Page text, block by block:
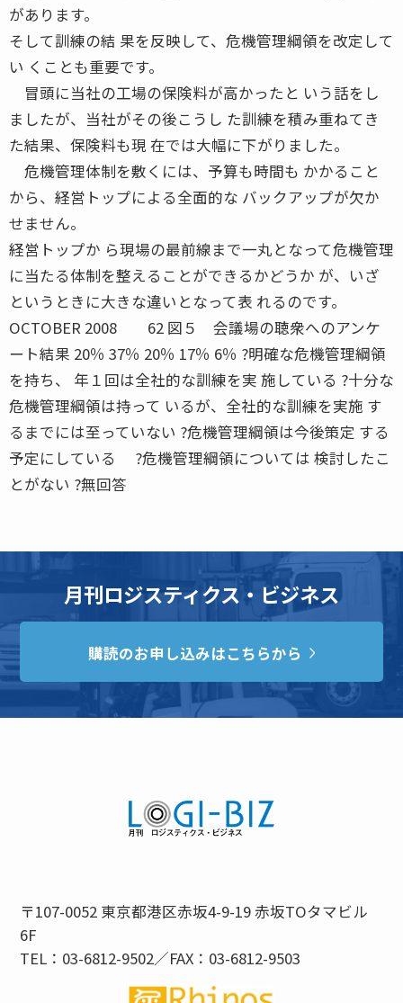
があります。
そして訓練の結 果を反映して、危機管理綱領を改定して
い くことも重要です。
冒頭に当社の工場の保険料が高かったと いう話をし
ましたが、当社がその後こうし た訓練を積み重ねてき
た結果、保険料も現 在では大幅に下がりました。
危機管理体制を敷くには、予算も時間も かかること
から、経営トップによる全面的な バックアップが欠か
せません。
経営トップか ら現場の最前線まで一丸となって危機管理
に当たる体制を整えることができるかどうか が、いざ
というときに大きな違いとなって表 れるのです。
OCTOBER 2008 62 図５ 会議場の聴衆へのアンケ
ート結果 20％ 37％ 20％ 17％ 6％ ?明確な危機管理綱領
を持ち、 年１回は全社的な訓練を実 施している ?十分な
危機管理綱領は持って いるが、全社的な訓練を実施 す
るまでには至っていない ?危機管理綱領は今後策定 する
予定にしている ?危機管理綱領については 検討したこ
とがない ?無回答
月刊ロジスティクス・ビジネス
購読のお申し込みはこちらから
〒107-0052 東京都港区赤坂4-9-19 赤坂TOタマビル
6F
TEL：03-6812-9502／FAX：03-6812-9503